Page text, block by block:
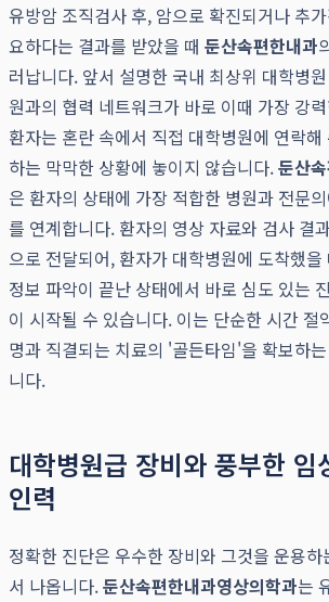
유방암 조직검사 후, 암으로 확진되거나 추
요하다는 결과를 받았을 때 둔산속편한내과
러납니다. 앞서 설명한 국내 최상위 대학병
원과의 협력 네트워크가 바로 이때 가장 강
환자는 혼란 속에서 직접 대학병원에 연락
하는 막막한 상황에 놓이지 않습니다.둔산
은 환자의 상태에 가장 적합한 병원과 전문
를 연계합니다. 환자의 영상 자료와 검사 결
으로 전달되어, 환자가 대학병원에 도착했을
정보 파악이 끝난 상태에서 바로 심도 있는
이 시작될 수 있습니다. 이는 단순한 시간 절
명과 직결되는 치료의 '골든타임'을 확보하
니다.
대학병원급 장비와 풍부한 임
인력
정확한 진단은 우수한 장비와 그것을 운용하
서 나옵니다.둔산속편한내과영상의학과는